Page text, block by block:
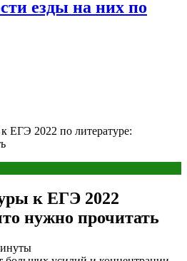
езды на них по
ЕГЭ 2022 по литературе:
к ЕГЭ 2022
нужно прочитать